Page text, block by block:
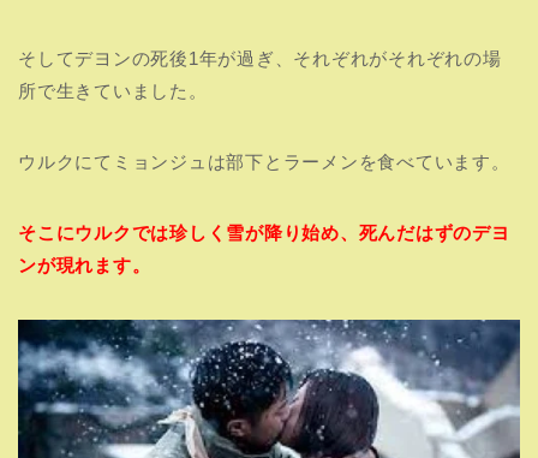
そしてデヨンの死後1年が過ぎ、それぞれがそれぞれの場
所で生きていました。
ウルクにてミョンジュは部下とラーメンを食べています。
そこにウルクでは珍しく雪が降り始め、死んだはずのデヨ
ンが現れます。